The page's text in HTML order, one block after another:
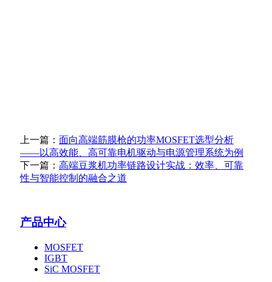
上一篇： 面向高端筋膜枪的功率MOSFET选型分析
——以高效能、高可靠电机驱动与电源管理系统为例
下一篇： 高端豆浆机功率链路设计实战：效率、可靠
性与智能控制的融合之道
产品中心
MOSFET
IGBT
SiC MOSFET